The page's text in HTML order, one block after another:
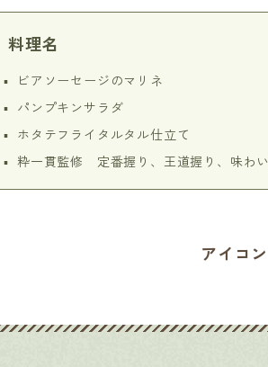
料理名
ビアソーセージのマリネ
パンプキンサラダ
ホタテフライタルタル仕立て
粋一貫監修 定番握り、王道握り、味わい
アイコ